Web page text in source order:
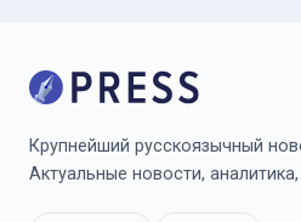
Крупнейший русскоязычный
Актуальные новости,